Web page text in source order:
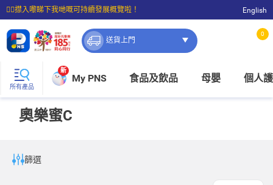
☝🏼㩒入嚟睇下我哋嘅可持續發展概覽啦！
⭐購物滿$399即享免費送貨；滿$100即可免費店取。
English
送貨上門
0
所有產品
新
My PNS 食品及飲品 母嬰 個人
奧樂蜜C
篩選